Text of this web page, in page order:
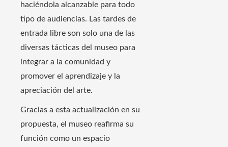
haciéndola alcanzable para todo
tipo de audiencias. Las tardes de
entrada libre son solo una de las
diversas tácticas del museo para
integrar a la comunidad y
promover el aprendizaje y la
apreciación del arte.
Gracias a esta actualización en su
propuesta, el museo reafirma su
función como un espacio